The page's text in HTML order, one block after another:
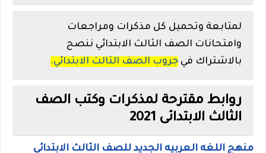
لمتابعة وتحميل كل مذكرات ومراجعات
وامتحانات الصف الثالث الابتدائي ننصح
بالاشتراك في جروب الصف الثالث الابتدائي.
روابط مقترحة لمذكرات وكتب الصف
الثالث الابتدائى 2021
منهج اللغه العربيه الجديد للصف الثالث الابتدائي